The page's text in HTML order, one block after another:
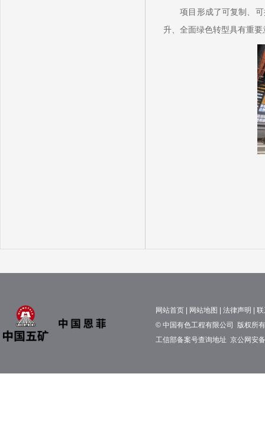
项目 形成了可复制、
升、全面绿色转型具有重要
网站首页 网站地图 法律声明
© 中国有色工程有限公司 版权所
工信部备案号查询地址 京公网安